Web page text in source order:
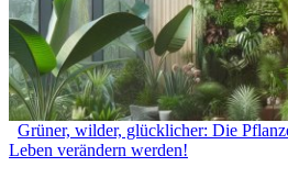
Grüner, wilder, glücklicher: Die
Leben verändern werden!